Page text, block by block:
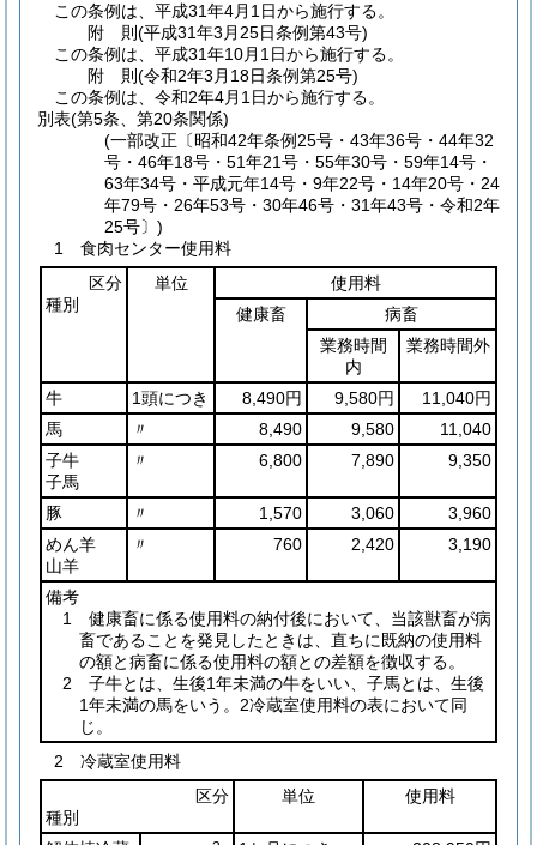
この条例は、平成31年4月1日から施行する。
附 則(平成31年3月25日条例第43号)
この条例は、平成31年10月1日から施行する。
附 則(令和2年3月18日条例第25号)
この条例は、令和2年4月1日から施行する。
別表(第5条、第20条関係)
(一部改正〔昭和42年条例25号・43年36号・44年32
号・46年18号・51年21号・55年30号・59年14号・
63年34号・平成元年14号・9年22号・14年20号・24
年79号・26年53号・30年46号・31年43号・令和2年
25号〕)
1 食肉センター使用料
区分
種別
単位
使用料
健康畜
病畜
業務時間
内
業務時間外
牛 1頭につき 8,490円 9,580円
11,040円
馬
〃 8,490 9,580
11,040
子牛
子馬
〃 6,800 7,890 9,350
豚 〃 1,570 3,060
3,960
めん羊
山羊
〃 760 2,420 3,190
備考
1 健康畜に係る使用料の納付後において、当該獣畜が病
畜であることを発見したときは、直ちに既納の使用料
の額と病畜に係る使用料の額との差額を徴収する。
2 子牛とは、生後1年未満の牛をいい、子馬とは、生後
1年未満の馬をいう。2冷蔵室使用料の表において同
じ。
2 冷蔵室使用料
区分
種別
単位 使用料